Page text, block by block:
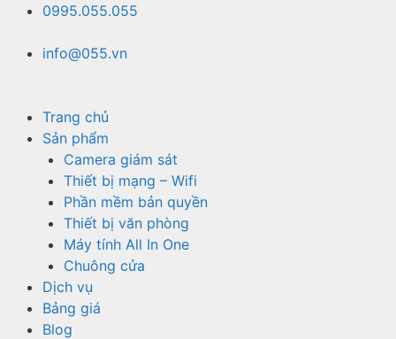
Chuyển0995.055.055
info@055.vn
Trang chủ
Sản phẩm
Camera giám sát
Thiết bị mạng – Wifi
Phần mềm bản quyền
Thiết bị văn phòng
Máy tính All In One
Chuông cửa
Dịch vụ
Bảng giá
Blog